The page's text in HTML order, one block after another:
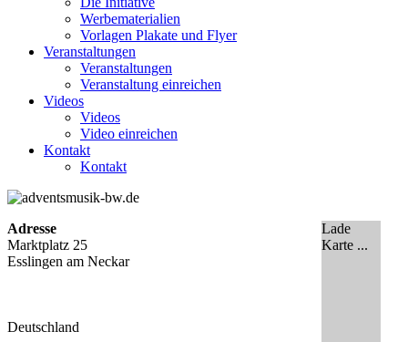
Werbematerialien
Vorlagen Plakate und Flyer
Veranstaltungen
Veranstaltungen
Veranstaltung einreichen
Videos
Videos
Video einreichen
Kontakt
Kontakt
Lade
Karte ...
Adresse
Marktplatz 25
Esslingen am Neckar
Deutschland